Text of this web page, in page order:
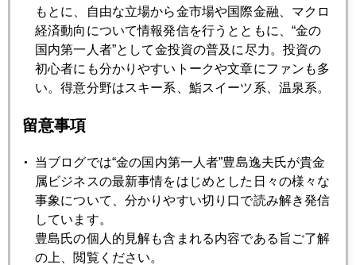
2012年08月22日
消費税増税で金が儲かるってホント？
有明の月を待ち出でつるかな
2012年08月20日
中国、世界最大の金鉱会社一部買収へ動く
2012年08月09日
もとに、自由な立場から金市場や国際金融、マクロ
経済動向について情報発信を行うとともに、“金の
国内第一人者”として金投資の普及に尽力。投資の
初心者にも分かりやすいトークや文章にファンも多
い。得意分野はスキー系、鮨スイーツ系、温泉系。
留意事項
当ブログでは“金の国内第一人者”豊島逸夫氏が貴金
属ビジネスの最新事情をはじめとした日々の様々な
事象について、分かりやすい切り口で読み解き発信
しています。
豊島氏の個人的見解も含まれる内容である旨ご了解
の上、閲覧ください。